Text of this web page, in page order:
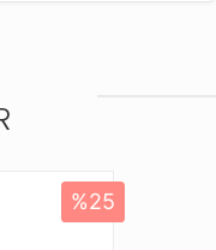
yeni bir
%25